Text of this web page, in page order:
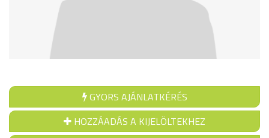
GYORS AJÁNLATKÉRÉS
HOZZÁADÁS A KIJELÖLTEKHEZ